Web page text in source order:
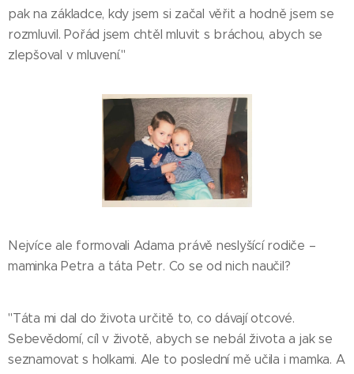
pak na základce, kdy jsem si začal věřit a hodně jsem se
rozmluvil. Pořád jsem chtěl mluvit s bráchou, abych se
zlepšoval v mluvení."
Nejvíce ale formovali Adama právě neslyšící rodiče –
maminka Petra a táta Petr. Co se od nich naučil?
"Táta mi dal do života určitě to, co dávají otcové.
Sebevědomí, cíl v životě, abych se nebál života a jak se
seznamovat s holkami. Ale to poslední mě učila i mamka. A